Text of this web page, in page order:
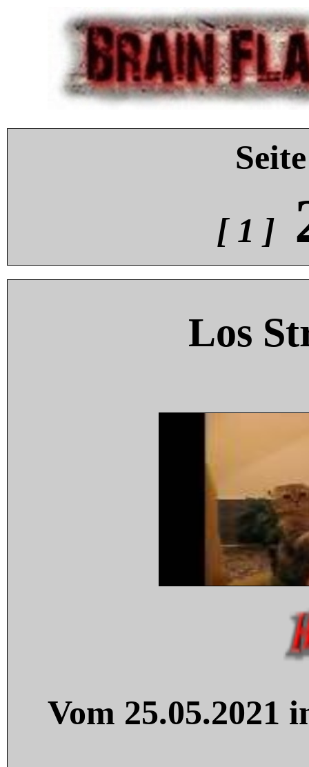
[ 1 ]
Los
Vom 25.05.2021